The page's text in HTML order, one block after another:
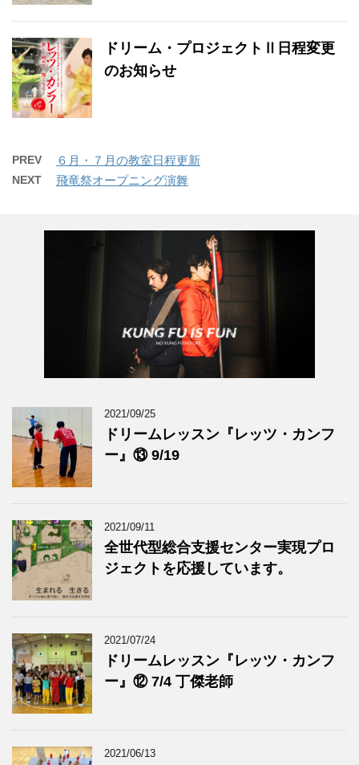
ドリーム・プロジェクトⅡ日程変更
のお知らせ
PREV ６月・７月の教室日程更新
NEXT 飛竜祭オープニング演舞
2021/09/25
ドリームレッスン『レッツ・カンフ
ー』⑬ 9/19
2021/09/11
全世代型総合支援センター実現プロ
ジェクトを応援しています。
2021/07/24
ドリームレッスン『レッツ・カンフ
ー』⑫ 7/4 丁傑老師
2021/06/13